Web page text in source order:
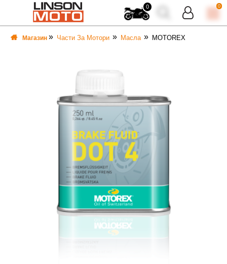
0 0
Магазин Части За Мотори Масла MOTOREX